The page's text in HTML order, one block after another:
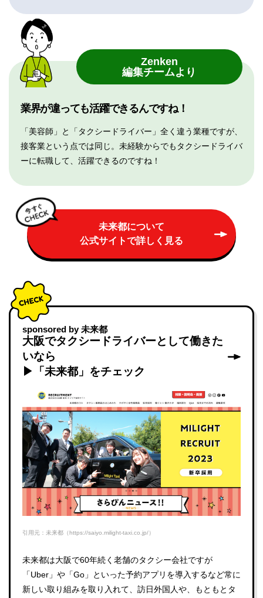
Zenken
編集チームより
業界が違っても活躍できるんですね！
「美容師」と「タクシードライバー」全く違う業種ですが、
接客業という点では同じ。未経験からでもタクシードライバ
ーに転職して、活躍できるのですね！
未来都について
公式サイトで詳しく見る
sponsored by 未来都
大阪でタクシードライバーとして働きた
いなら
▶「未来都」をチェック
引用元：未来都（https://saiyo.milight-taxi.co.jp/）
未来都は大阪で60年続く老舗のタクシー会社ですが
「Uber」や「Go」といった予約アプリを導入するなど常に
新しい取り組みを取り入れて、訪日外国人や、もともとタ